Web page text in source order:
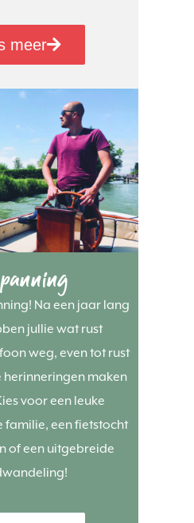
meer
Na een jaar lang
jullie wat rust
weg, even tot rust
herinneringen maken
voor een leuke
familie, een fietstocht
of een uitgebreide